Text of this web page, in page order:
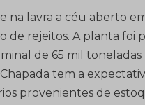
na lavra a céu aberto
de rejeitos. A planta foi
de 65 mil
tem a
provenientes de